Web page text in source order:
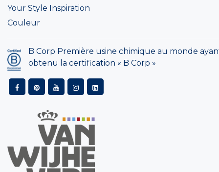
Your Style Inspiration
Couleur
B Corp Première usine chimique au monde
obtenu la certification « B Corp »